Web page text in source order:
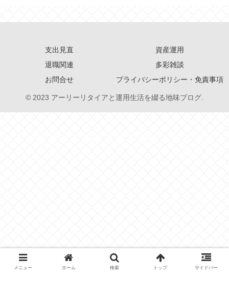
支出見直
資産運用
退職関連
多彩雑談
お問合せ
プライバシーポリシー・免責事項
© 2023 アーリーリタイアと運用生活を綴る地味ブログ.
メニュー ホーム 検索 トップ サイドバー